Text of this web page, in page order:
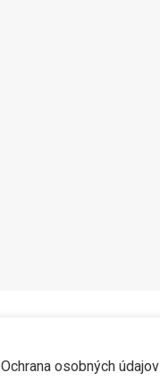
Ochrana osobných údajov